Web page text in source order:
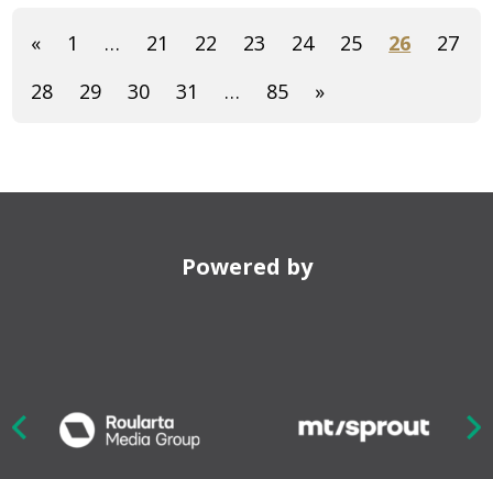
« 1 … 21 22 23 24 25 26
27
28
29 30 31 … 85 »
Powered by